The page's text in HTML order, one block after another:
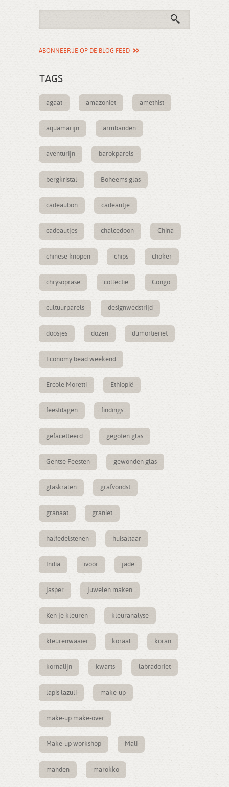
ABONNEER JE OP DE BLOG FEED
TAGS
agaat amazoniet amethist
aquamarijn armbanden
aventurijn barokparels
bergkristal Boheems glas
cadeaubon cadeautje
cadeautjes chalcedoon China
chinese knopen chips choker
chrysoprase collectie Congo
cultuurparels designwedstrijd
doosjes dozen dumortieriet
Economy bead weekend
Ercole Moretti Ethiopië
feestdagen findings
gefacetteerd gegoten glas
Gentse Feesten gewonden glas
glaskralen grafvondst
granaat graniet
halfedelstenen huisaltaar
India ivoor jade
jasper juwelen maken
Ken je kleuren kleuranalyse
kleurenwaaier koraal koran
kornalijn kwarts labradoriet
lapis lazuli make-up
make-up make-over
Make-up workshop Mali
manden marokko